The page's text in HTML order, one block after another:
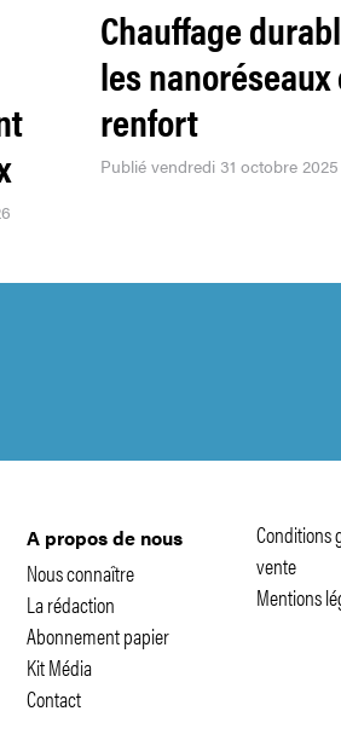
Chauffage
les nanoréseaux
renfort
Publié vendredi 31 octobre 2025
A propos de nous
Nous connaître
La rédaction
Abonnement papier
Kit Média
Contact
Conditions
vente
Mentions